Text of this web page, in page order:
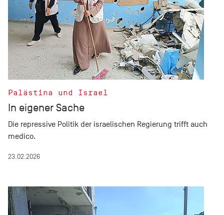
Palästina und Israel
In eigener Sache
Die repressive Politik der israelischen Regierung trifft auch
medico.
23.02.2026